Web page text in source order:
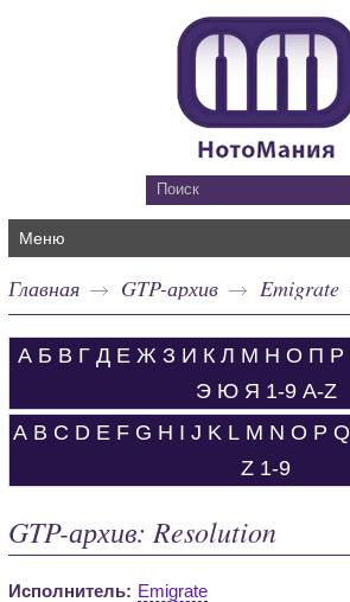
Меню
Главная GTP-архив Emigrate
А Б В Г Д Е Ж З И К Л М Н О П Р
Э Ю Я 1-9 A-Z
A B C D E F G H I J K L M N O P Q
Z 1-9
GTP-архив: Resolution
Исполнитель: Emigrate